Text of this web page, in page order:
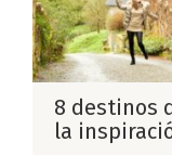
8 destinos
la